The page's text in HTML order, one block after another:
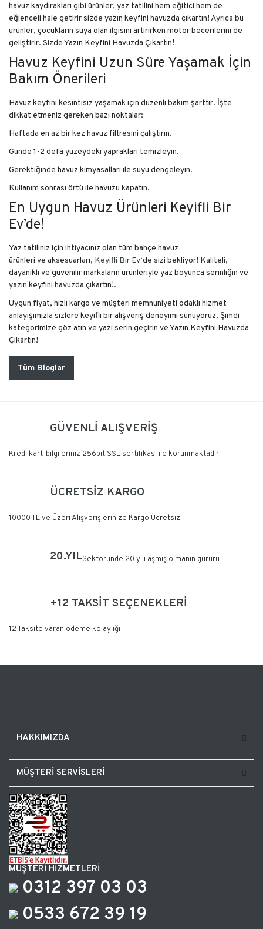
havuz kaydırakları gibi ürünler, yaz tatilini hem eğitici hem de
eğlenceli hale getirir sizde yazın keyfini havuzda çıkartın! Ayrıca bu
ürünler, çocukların suya olan ilgisini artırırken motor becerilerini de
geliştirir. Sizde Yazın Keyfini Havuzda Çıkartın!
Havuz Keyfini Uzun Süre Yaşamak İçin
Bakım Önerileri
Havuz keyfini kesintisiz yaşamak için düzenli bakım şarttır. İşte
dikkat etmeniz gereken bazı noktalar:
Haftada en az bir kez havuz filtresini çalıştırın.
Günde 1-2 defa yüzeydeki yaprakları temizleyin.
Gerektiğinde havuz kimyasalları ile suyu dengeleyin.
Kullanım sonrası örtü ile havuzu kapatın.
En Uygun Havuz Ürünleri Keyifli Bir
Ev’de!
Yaz tatiliniz için ihtiyacınız olan tüm bahçe havuz
ürünleri ve aksesuarları, Keyifli Bir Ev‘de sizi bekliyor! Kaliteli,
dayanıklı ve güvenilir markaların ürünleriyle yaz boyunca serinliğin ve
yazın keyfini havuzda çıkartın!.
Uygun fiyat, hızlı kargo ve müşteri memnuniyeti odaklı hizmet
anlayışımızla sizlere keyifli bir alışveriş deneyimi sunuyoruz. Şimdi
kategorimize göz atın ve yazı serin geçirin ve Yazın Keyfini Havuzda
Çıkartın!
Tüm Bloglar
GÜVENLİ ALIŞVERİŞ
Kredi kartı bilgileriniz 256bit SSL sertifikası ile korunmaktadır.
ÜCRETSİZ KARGO
10000 TL ve Üzeri Alışverişlerinize Kargo Ücretsiz!
20.YILSektöründe 20 yılı aşmış olmanın gururu
+12 TAKSİT SEÇENEKLERİ
12 Taksite varan ödeme kolaylığı
HAKKIMIZDA
MÜŞTERİ SERVİSLERİ
MÜŞTERİ HİZMETLERİ
0312 397 03 03
0533 672 39 19